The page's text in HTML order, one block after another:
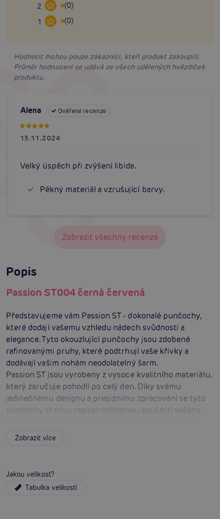
2
(0)
1
(0)
Hodnotit mohou pouze zákazníci, kteří produkt zakoupili.
Průměr hodnocení se udává ze všech udělených hvězdiček
produktu.
Alena Ověřená recenze
15.11.2024
Velký úspěch při zvýšení libida.
Pěkný materiál a vzrušující barvy.
Zobrazit všechny recenze
Popis
Passion ST004 černá červená
Představujeme vám Passion ST - dokonalé punčochy,
které dodají vašemu vzhledu nádech svůdnosti a
elegance. Tyto okouzlující punčochy jsou zdobené
rafinovanými pruhy, které podtrhují vaše křivky a
dodávají vašim nohám neodolatelný šarm.
Passion ST jsou vyrobeny z vysoce kvalitního materiálu,
který zaručuje pohodlí po celý den. Díky svému
jedinečnému designu a preciznímu zpracování se tyto
punčochy stanou nepostradatelnou součástí vašeho
společenskou událost nebo chcete jen ozvláštnit svůj
punčochy, které vám dodají sebevědomí a přitáhnou
nepřehlédnutelnou a vaše nohy budou vypadat
Zobrazit více
Jakou velikost?
Tabulka velikostí